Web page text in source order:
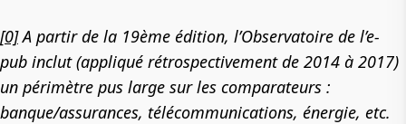
[0]A partir de la 19ème édition, l’Observatoire de l’e-
pub inclut (appliqué rétrospectivement de 2014 à 2017)
un périmètre pus large sur les comparateurs :
banque/assurances, télécommunications, énergie, etc.